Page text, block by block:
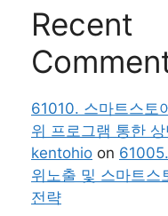
Recent
61010. 스마트스토
위 프로그램 통한
kentohio on
위노출 및 스마트스
전략